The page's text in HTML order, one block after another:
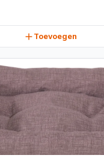
Toevoegen